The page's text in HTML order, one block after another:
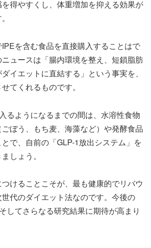
得やすくし、体重増加を抑える効果が
を含む食品を直接購入することはで
ュースは「腸内環境を整え、短鎖脂肪
イエットに直結する」という事実を、
てくれるものです。
るようになるまでの間は、水溶性食物
ぼう、もち麦、海藻など）や発酵食品
で、自前の「GLP-1放出システム」を
しょう。
けることこそが、最も健康的でリバウ
代のダイエット法なのです。今後の
してさらなる研究結果に期待が高まり